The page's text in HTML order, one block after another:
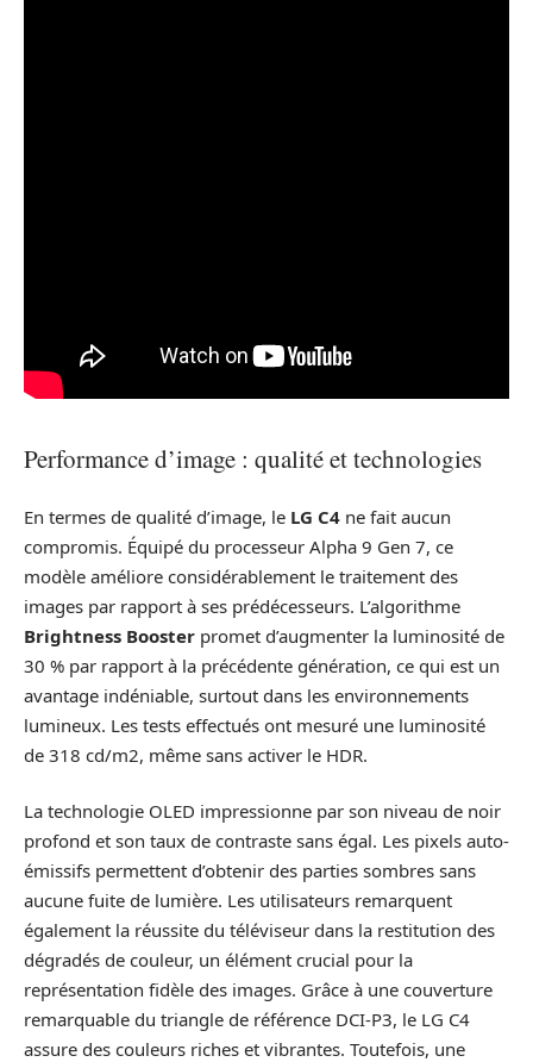
Performance d’image : qualité et technologies
En termes de qualité d’image, le LG C4 ne fait aucun
compromis. Équipé du processeur Alpha 9 Gen 7, ce
modèle améliore considérablement le traitement des
images par rapport à ses prédécesseurs. L’algorithme
Brightness Booster promet d’augmenter la luminosité de
30 % par rapport à la précédente génération, ce qui est un
avantage indéniable, surtout dans les environnements
lumineux. Les tests effectués ont mesuré une luminosité
de 318 cd/m2, même sans activer le HDR.
La technologie OLED impressionne par son niveau de noir
profond et son taux de contraste sans égal. Les pixels auto-
émissifs permettent d’obtenir des parties sombres sans
aucune fuite de lumière. Les utilisateurs remarquent
également la réussite du téléviseur dans la restitution des
dégradés de couleur, un élément crucial pour la
représentation fidèle des images. Grâce à une couverture
remarquable du triangle de référence DCI-P3, le LG C4
assure des couleurs riches et vibrantes. Toutefois, une